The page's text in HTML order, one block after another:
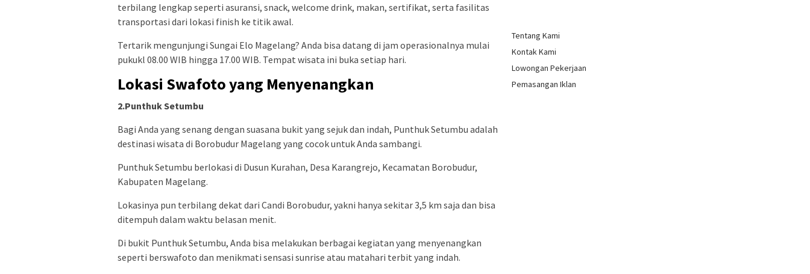
terbilang lengkap seperti asuransi, snack, welcome drink, makan, sertifikat, serta fasilitas
transportasi dari lokasi finish ke titik awal.
Tertarik mengunjungi Sungai Elo Magelang? Anda bisa datang di jam operasionalnya mulai
pukukl 08.00 WIB hingga 17.00 WIB. Tempat wisata ini buka setiap hari.
Lokasi Swafoto yang Menyenangkan
2.Punthuk Setumbu
Bagi Anda yang senang dengan suasana bukit yang sejuk dan indah, Punthuk Setumbu adalah
destinasi wisata di Borobudur Magelang yang cocok untuk Anda sambangi.
Punthuk Setumbu berlokasi di Dusun Kurahan, Desa Karangrejo, Kecamatan Borobudur,
Kabupaten Magelang.
Lokasinya pun terbilang dekat dari Candi Borobudur, yakni hanya sekitar 3,5 km saja dan bisa
ditempuh dalam waktu belasan menit.
Di bukit Punthuk Setumbu, Anda bisa melakukan berbagai kegiatan yang menyenangkan
seperti berswafoto dan menikmati sensasi sunrise atau matahari terbit yang indah.
Tentang Kami
Kontak Kami
Lowongan Pekerjaan
Pemasangan Iklan